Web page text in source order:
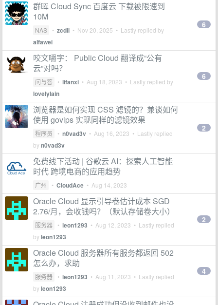
群晖 Cloud Sync 百度云 下载被限速到
10M
NAS • zcdll • Nov 20, 2025 • Lastly replied by
alfawei
6
咬文嚼字： Public Cloud 翻译成“公有
云”对吗？
问与答 • lifanxi • Aug 18, 2023 • Lastly replied by
lovelylain
6
浏览器是如何实现 CSS 滤镜的？兼谈如何
使用 govips 实现同样的滤镜效果
程序员 • n0vad3v • Aug 16, 2023 • Lastly replied
byn0vad3v
2
免费线下活动 | 谷歌云 AI：探索人工智能
时代 跨境电商的应用趋势
广州 • CloudAce • Aug 14, 2023
Oracle Cloud 显示引导卷估计成本 SGD
2.76/月，会收钱吗？（默认存储卷大小）
服务器 • leon1293 • Aug 12, 2023 • Lastly replied
byleon1293
2
Oracle Cloud 服务器所有服务都返回 502
怎么办，求助
服务器 • leon1293 • Aug 11, 2023 • Lastly replied
byleon1293
4